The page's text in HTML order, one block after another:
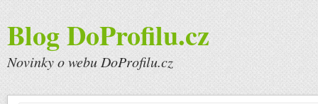
Blog DoProfilu.cz
Novinky o webu DoProfilu.cz